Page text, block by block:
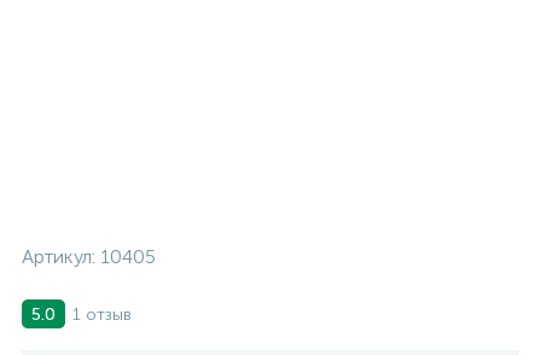
Артикул: 10405
5.0 1 отзыв